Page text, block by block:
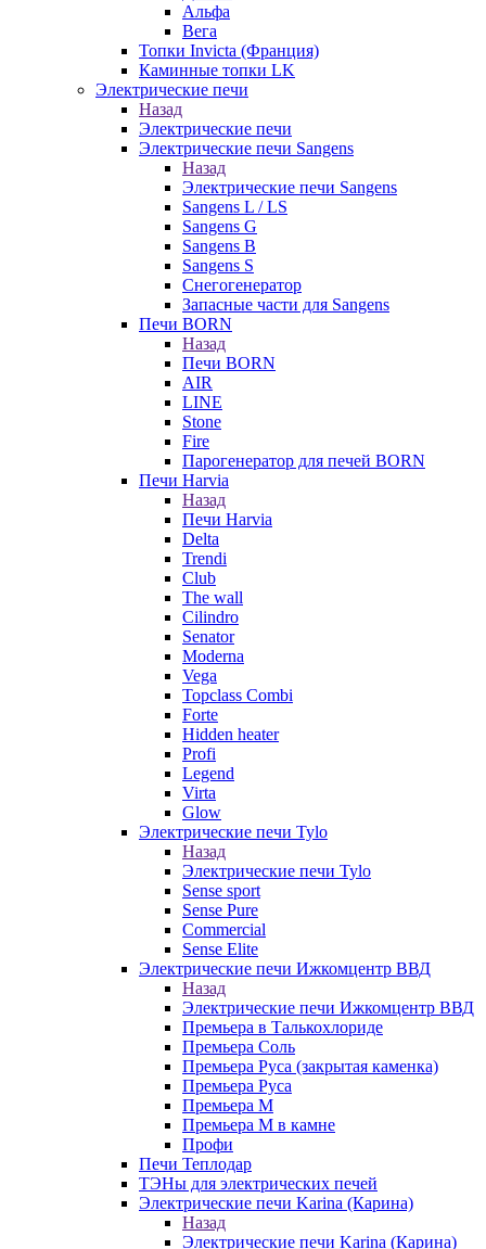
Альфа
Вега
Топки Invicta (Франция)
Каминные топки LK
Электрические печи
Назад
Электрические печи
Электрические печи Sangens
Назад
Электрические печи Sangens
Sangens L / LS
Sangens G
Sangens B
Sangens S
Снегогенератор
Запасные части для Sangens
Печи BORN
Назад
Печи BORN
AIR
LINE
Stone
Fire
Парогенератор для печей BORN
Печи Harvia
Назад
Печи Harvia
Delta
Trendi
Club
The wall
Cilindro
Senator
Moderna
Vega
Topclass Combi
Forte
Hidden heater
Profi
Legend
Virta
Glow
Электрические печи Tylo
Назад
Электрические печи Tylo
Sense sport
Sense Pure
Commercial
Sense Elite
Электрические печи Ижкомцентр ВВД
Назад
Электрические печи Ижкомцентр ВВД
Премьера в Талькохлориде
Премьера Cоль
Премьера Руса (закрытая каменка)
Премьера Руса
Премьера М
Премьера М в камне
Профи
Печи Теплодар
ТЭНы для электрических печей
Электрические печи Karina (Карина)
Назад
Электрические печи Karina (Карина)